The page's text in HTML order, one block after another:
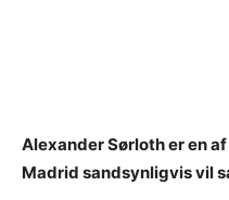
Alexander Sørloth er en
Madrid sandsynligvis vil